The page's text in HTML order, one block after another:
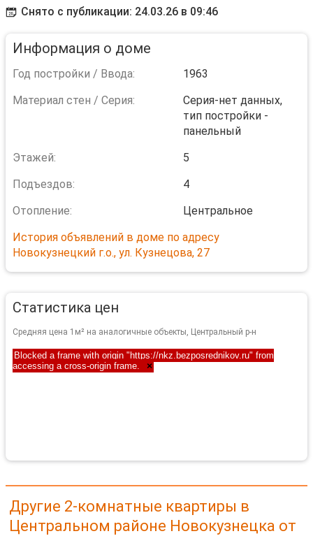
Снято с публикации: 24.03.26 в 09:46
Информация о доме
Год постройки / Ввода:
1963
Материал стен / Серия:
Серия-нет данных,
тип постройки -
панельный
Этажей:
5
Подъездов:
4
Отопление:
Центральное
История объявлений в доме по адресу
Новокузнецкий г.о., ул. Кузнецова, 27
Статистика цен
Средняя цена 1м² на аналогичные объекты, Центральный р-н
Blocked a frame with origin "https://nkz.bezposrednikov.ru" from
accessing a cross-origin frame.
×
Другие 2-комнатные квартиры в
Центральном районе Новокузнецка от